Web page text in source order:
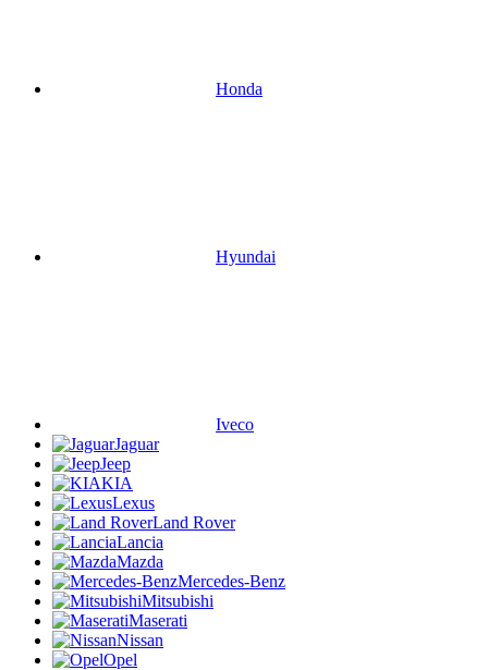
Honda
Hyundai
Iveco
Jaguar
Jeep
KIA
Lexus
Land Rover
Lancia
Mazda
Mercedes-Benz
Mitsubishi
Maserati
Nissan
Opel